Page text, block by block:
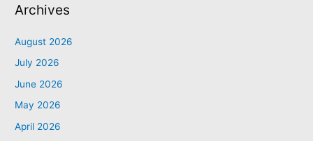
Archives
August 2026
July 2026
June 2026
May 2026
April 2026